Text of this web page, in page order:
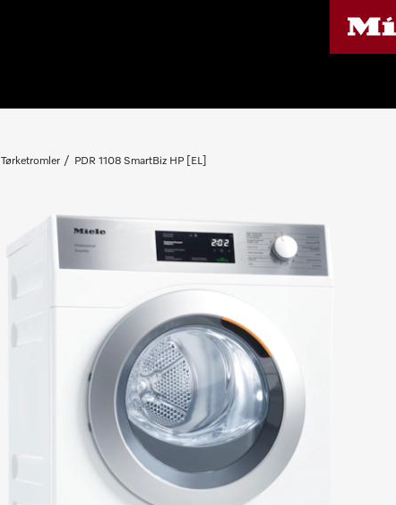
Tørketromler PDR 1108 SmartBiz HP [EL]